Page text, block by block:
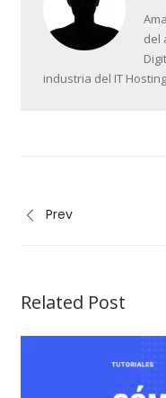
del
industria del IT
Prev
Related Post